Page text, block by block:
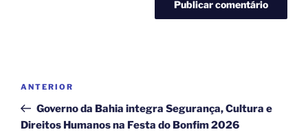
Post
Post
anterior
ANTERIOR
Governo da Bahia integra Segurança, Cultura e
Direitos Humanos na Festa do Bonfim 2026